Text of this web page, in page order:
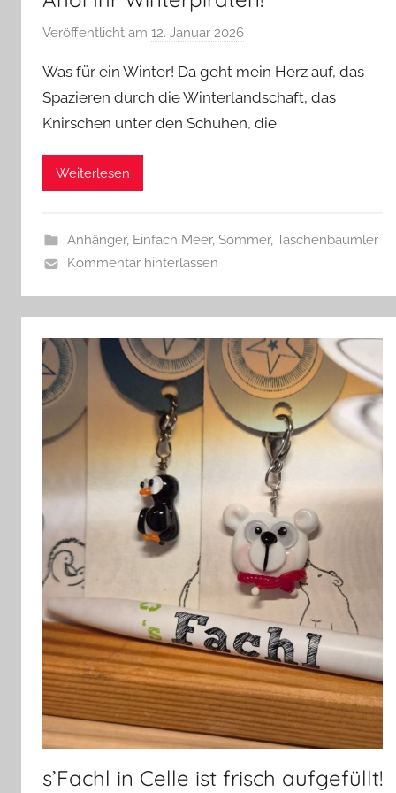
Veröffentlicht am 12. Januar 2026
n
G
l
e
Was für ein Winter! Da geht mein Herz auf, das
Spazieren durch die Winterlandschaft, das
Knirschen unter den Schuhen, die
Weiterlesen
Anhänger, Einfach Meer, Sommer, Taschenbaumler
Kommentar hinterlassen
s’Fachl in Celle ist frisch aufgefüllt!